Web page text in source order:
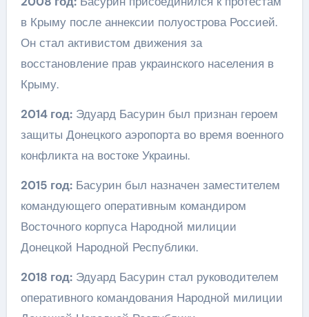
в Крыму после аннексии полуострова Россией.
Он стал активистом движения за
восстановление прав украинского населения в
Крыму.
2014 год:Эдуард Басурин был признан героем
защиты Донецкого аэропорта во время военного
конфликта на востоке Украины.
2015 год:Басурин был назначен заместителем
командующего оперативным командиром
Восточного корпуса Народной милиции
Донецкой Народной Республики.
2018 год:Эдуард Басурин стал руководителем
оперативного командования Народной милиции